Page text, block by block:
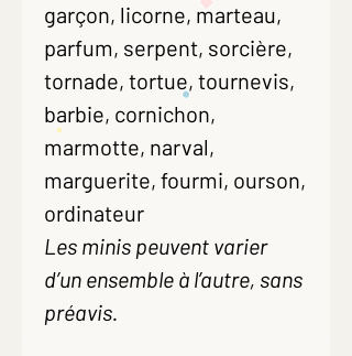
garçon, licorne, marteau,
parfum, serpent, sorcière,
tornade, tortue, tournevis,
barbie, cornichon,
marmotte, narval,
marguerite, fourmi, ourson,
ordinateur
Les minis peuvent varier
d’un ensemble à l’autre, sans
préavis.